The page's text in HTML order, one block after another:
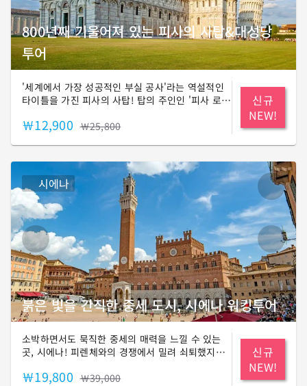
800년째 기울어져 있는 피사의 사탑&대성당
투어
'세계에서 가장 성공적인 부실 공사'라는 역설적인
타이틀을 가진 피사의 사탑! 탑의 주인인 '피사 로
이탈리아 최대 규모의 세례당인 산 조반니 세례당
￦12,900 ￦25,800
신규
NEW!
시에나
붉은 빛을 간직한 중세 도시, 시에나 워킹투어
소박하면서도 묵직한 중세의 매력을 느낄 수 있는
곳, 시에나! 피렌체와의 경쟁에서 밀려 쇠퇴했지만,
된 도시입니다. 타임머신을 타고 700년 전으로 돌
￦19,800 ￦39,000
신규
NEW!